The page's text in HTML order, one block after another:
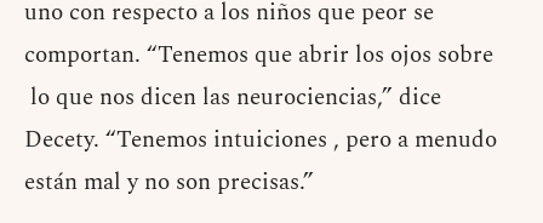
uno con respecto a los niños que peor se
comportan. “Tenemos que abrir los ojos sobre
lo que nos dicen las neurociencias,” dice
Decety. “Tenemos intuiciones , pero a menudo
están mal y no son precisas.”